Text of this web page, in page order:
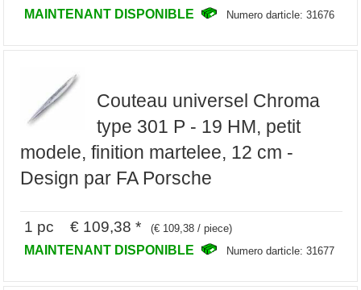
MAINTENANT DISPONIBLE Numero darticle: 31676
Couteau universel Chroma
type 301 P - 19 HM, petit
modele, finition martelee, 12 cm -
Design par FA Porsche
1 pc € 109,38 * (€ 109,38 / piece)
MAINTENANT DISPONIBLE Numero darticle: 31677